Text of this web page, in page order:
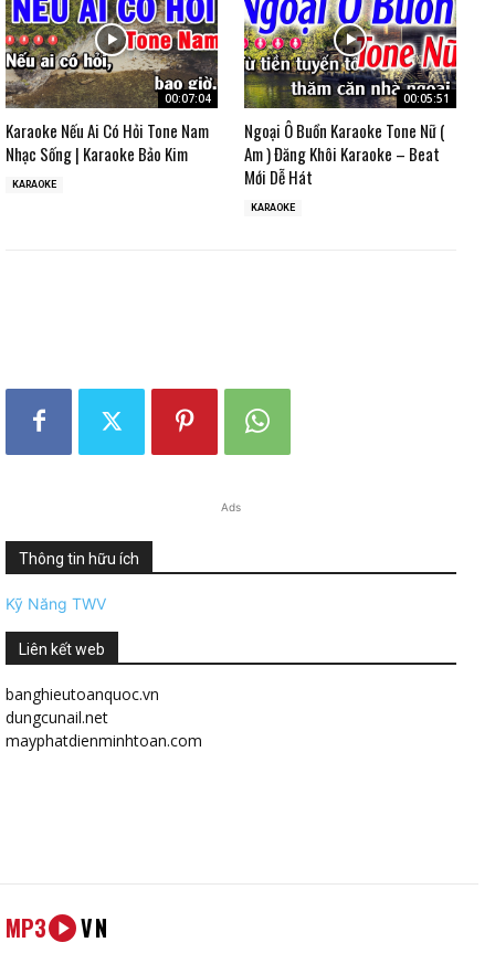
00:07:04
Karaoke Nếu Ai Có Hỏi Tone Nam
Nhạc Sống | Karaoke Bảo Kim
KARAOKE
00:05:51
Ngoại Ô Buồn Karaoke Tone Nữ (
Am ) Đăng Khôi Karaoke – Beat
Mới Dễ Hát
KARAOKE
Ads
Thông tin hữu ích
Kỹ Năng TWV
Liên kết web
banghieutoanquoc.vn
dungcunail.net
mayphatdienminhtoan.com
MP3 VN